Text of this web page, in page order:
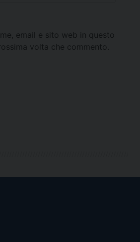
email e sito web in questo
volta che commento.